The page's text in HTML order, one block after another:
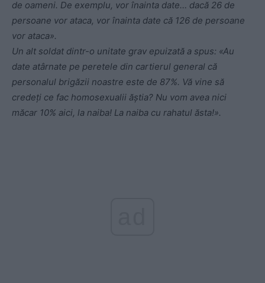
de oameni. De exemplu, vor înainta date… dacă 26 de
persoane vor ataca, vor înainta date că 126 de persoane
vor ataca».
Un alt soldat dintr-o unitate grav epuizată a spus: «Au
date atârnate pe peretele din cartierul general că
personalul brigăzii noastre este de 87%. Vă vine să
credeți ce fac homosexualii ăștia? Nu vom avea nici
măcar 10% aici, la naiba! La naiba cu rahatul ăsta!».